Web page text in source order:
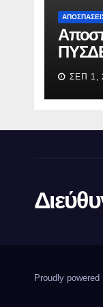
ΣΕΠ 1,
Proudly